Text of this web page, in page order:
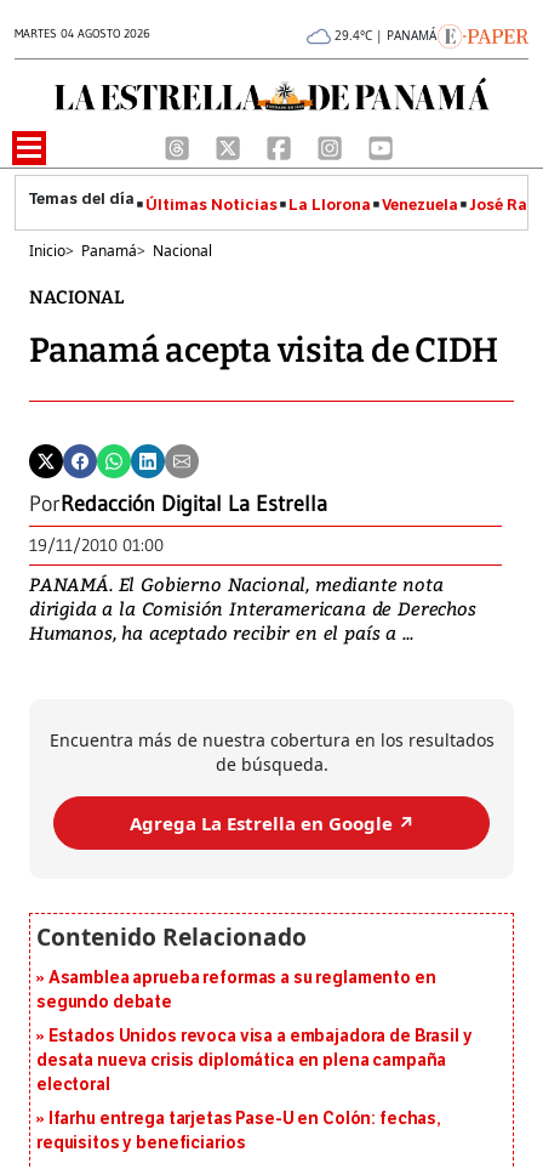
MARTES 04 AGOSTO 2026 29.4°C | PANAMÁ
Últimas Noticias La Llorona Venezuela José
Inicio> Panamá> Nacional
NACIONAL
Panamá acepta visita de CIDH
PorRedacción Digital La Estrella
19/11/2010 01:00
PANAMÁ. El Gobierno Nacional, mediante nota
dirigida a la Comisión Interamericana de Derechos
Humanos, ha aceptado recibir en el país a ...
Encuentra más de nuestra cobertura en los resultados
de búsqueda.
Agrega La Estrella en Google ↗️
Asamblea aprueba reformas a su reglamento en
segundo debate
Estados Unidos revoca visa a embajadora de Brasil y
desata nueva crisis diplomática en plena campaña
electoral
Ifarhu entrega tarjetas Pase-U en Colón: fechas,
requisitos y beneficiarios